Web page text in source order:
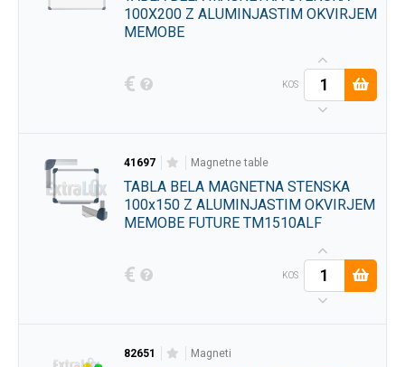
100X200 Z ALUMINJASTIM OKVIRJEM
MEMOBE
€ KOS
41697 magnetne table
TABLA BELA MAGNETNA STENSKA
100x150 Z ALUMINJASTIM OKVIRJEM
MEMOBE FUTURE TM1510ALF
€ KOS
82651 magneti